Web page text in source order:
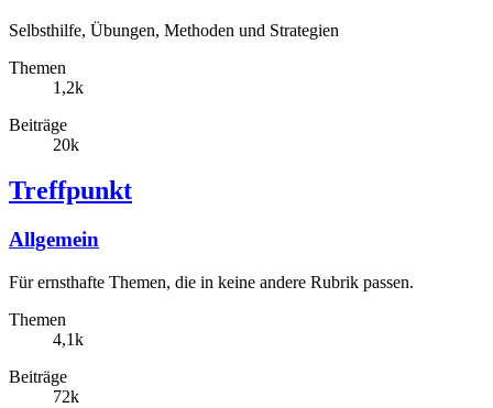
Selbsthilfe, Übungen, Methoden und Strategien
Themen
1,2k
Beiträge
20k
Treffpunkt
Allgemein
Für ernsthafte Themen, die in keine andere Rubrik passen.
Themen
4,1k
Beiträge
72k